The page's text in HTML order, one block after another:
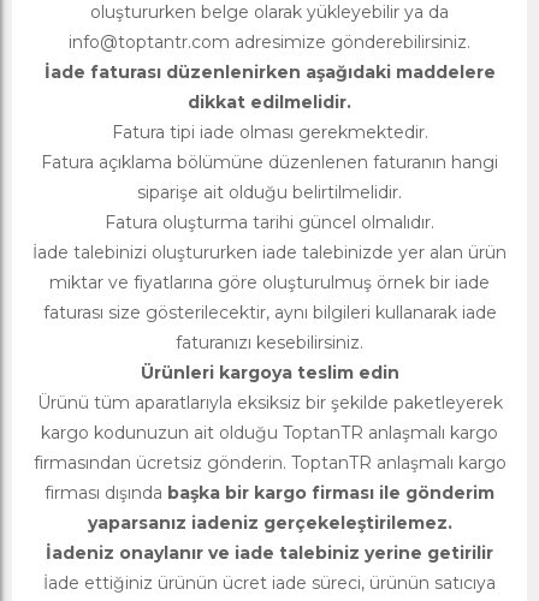
oluştururken belge olarak yükleyebilir ya da
info@toptantr.com adresimize gönderebilirsiniz.
İade faturası düzenlenirken aşağıdaki maddelere
dikkat edilmelidir.
Fatura tipi iade olması gerekmektedir.
Fatura açıklama bölümüne düzenlenen faturanın hangi
siparişe ait olduğu belirtilmelidir.
Fatura oluşturma tarihi güncel olmalıdır.
İade talebinizi oluştururken iade talebinizde yer alan ürün
miktar ve fiyatlarına göre oluşturulmuş örnek bir iade
faturası size gösterilecektir, aynı bilgileri kullanarak iade
faturanızı kesebilirsiniz.
Ürünleri kargoya teslim edin
Ürünü tüm aparatlarıyla eksiksiz bir şekilde paketleyerek
kargo kodunuzun ait olduğu ToptanTR anlaşmalı kargo
firmasından ücretsiz gönderin. ToptanTR anlaşmalı kargo
firması dışında başka bir kargo firması ile gönderim
yaparsanız iadeniz gerçekeleştirilemez.
İadeniz onaylanır ve iade talebiniz yerine getirilir
İade ettiğiniz ürünün ücret iade süreci, ürünün satıcıya